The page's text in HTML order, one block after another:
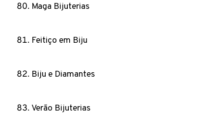
Maga Bijuterias
Feitiço em Biju
Biju e Diamantes
Verão Bijuterias